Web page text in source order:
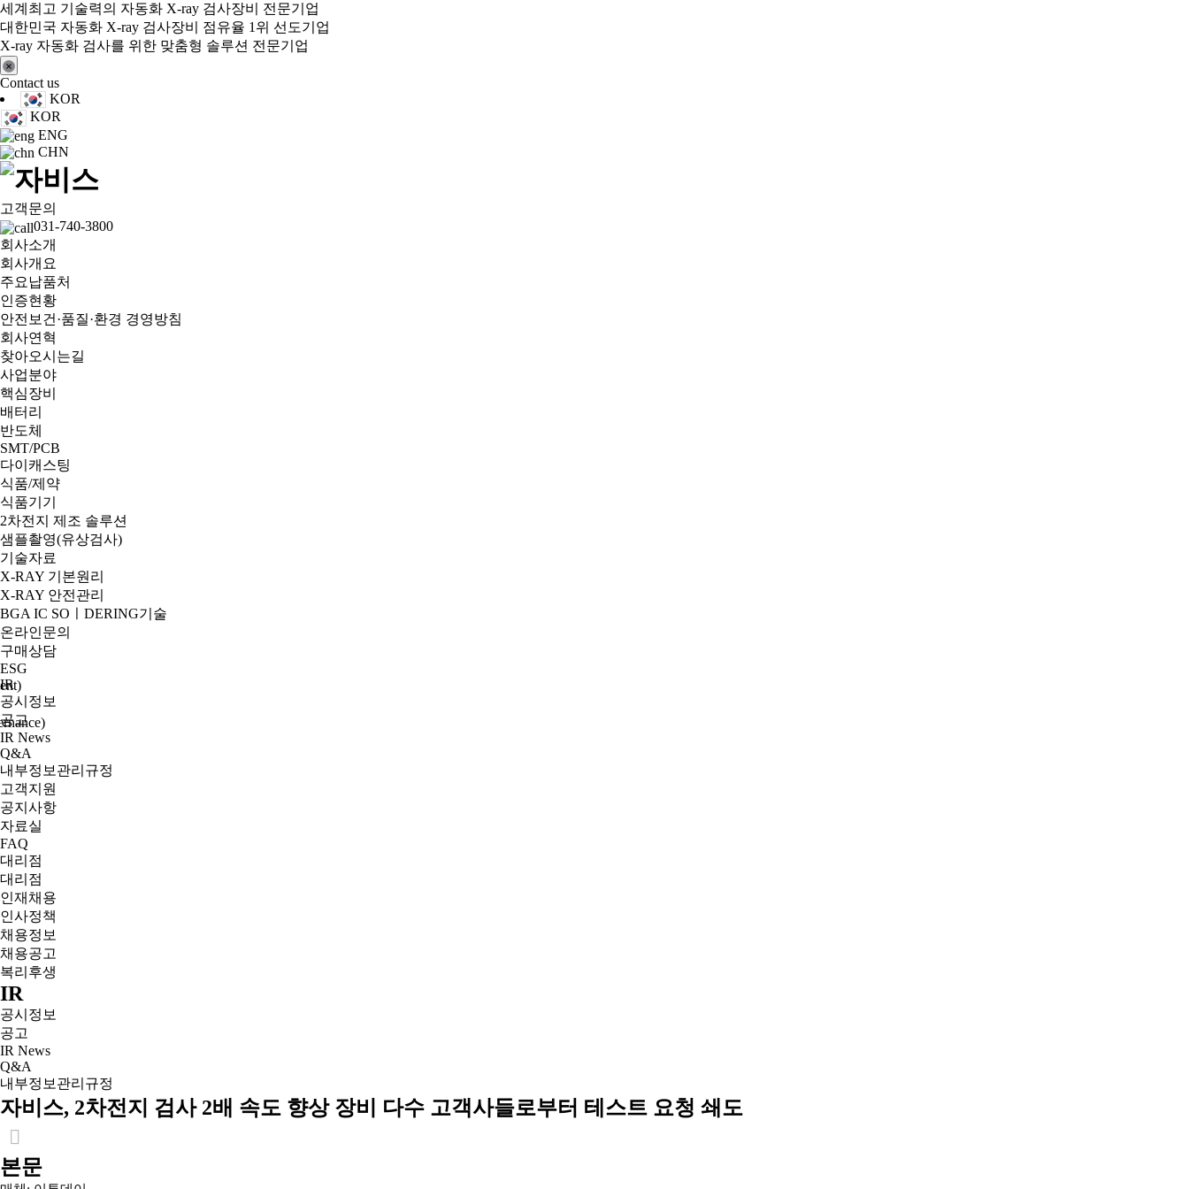
세계최고 기술력의 자동화 X-ray 검사장비 전문기업
대한민국 자동화 X-ray 검사장비 점유율 1위 선도기업
X-ray 자동화 검사를 위한 맞춤형 솔루션 전문기업
Contact us
KOR
KOR
ENG
CHN
고객문의
031-740-3800
회사소개
회사개요
주요납품처
인증현황
안전보건·품질·환경 경영방침
회사연혁
찾아오시는길
사업분야
핵심장비
배터리
반도체
SMT/PCB
다이캐스팅
식품/제약
식품기기
2차전지 제조 솔루션
샘플촬영(유상검사)
기술자료
X-RAY 기본원리
X-RAY 안전관리
BGA IC SOㅣDERING기술
온라인문의
구매상담
ESG
IR
공시정보
공고
IR News
Q&A
내부정보관리규정
고객지원
공지사항
자료실
FAQ
대리점
대리점
인재채용
인사정책
채용정보
채용공고
복리후생
IR
공시정보
공고
IR News
Q&A
내부정보관리규정
자비스, 2차전지 검사 2배 속도 향상 장비 다수 고객사들로부터 테스트 요청 쇄도
본문